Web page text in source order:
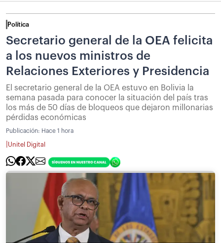
Política
Secretario general de la OEA felicita
a los nuevos ministros de
Relaciones Exteriores y Presidencia
El secretario general de la OEA estuvo en Bolivia la
semana pasada para conocer la situación del país tras
los más de 50 días de bloqueos que dejaron millonarias
pérdidas económicas
Publicación: Hace 1 hora
Unitel Digital